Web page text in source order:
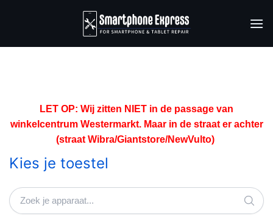
LET OP: Wij zitten NIET in de passage van
winkelcentrum Westermarkt. Maar in de straat er achter
(straat Wibra/Giantstore/NewVulto)